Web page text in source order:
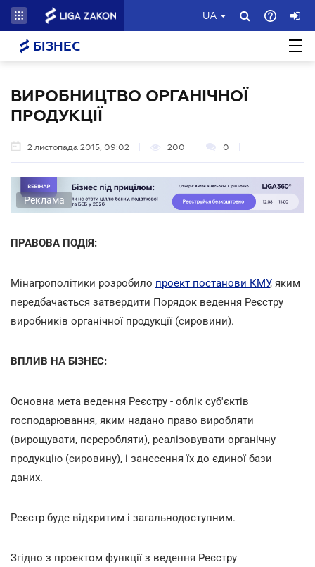
UA
БІЗНЕС
ВИРОБНИЦТВО ОРГАНІЧНОЇ
ПРОДУКЦІЇ
2 листопада 2015, 09:02 200 0
Реклама
ПРАВОВА ПОДІЯ:
Мінагрополітики розробило проект постанови КМУ, яким
передбачається затвердити Порядок ведення Реєстру
виробників органічної продукції (сировини).
ВПЛИВ НА БІЗНЕС:
Основна мета ведення Реєстру - облік суб'єктів
господарювання, яким надано право виробляти
(вирощувати, переробляти), реалізовувати органічну
продукцію (сировину), і занесення їх до єдиної бази
даних.
Реєстр буде відкритим і загальнодоступним.
Згідно з проектом функції з ведення Реєстру